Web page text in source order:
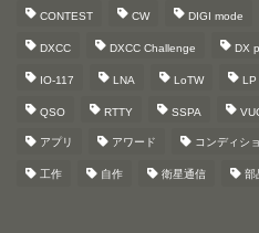
CONTEST CW DIGI mode
DXCC DXCC Challenge DX
IO-117 LNA LoTW LP
QSO RTTY SSPA
アプリ アワード コンディシ
工作 自作 衛星通信 部